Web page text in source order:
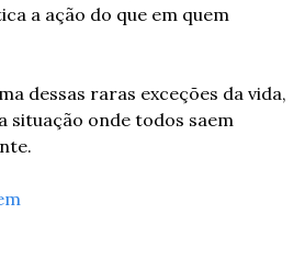
a ação do que em quem
dessas raras exceções da vida,
situação onde todos saem